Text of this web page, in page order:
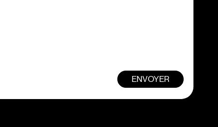
ENVOYER